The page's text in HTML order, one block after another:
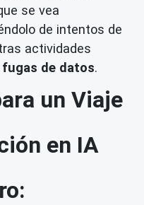
se vea
de intentos de
actividades
fugas de datos.
un Viaje
en IA